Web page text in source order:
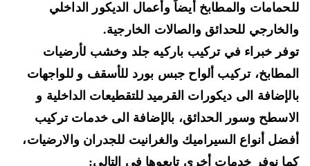
والمطابخ أيضاً وأعمال الديكور الداخلي
للحدائق والصالات الخارجية.
خبراء في تركيب باركيه جلد وخشبلأرضيات
، تركيب ألواح جبس بورد للأسقف و للواجهات
الى ديكورات القرميد للتقطيعات الداخلية و
وسور الحدائق ، بالإضافة الى خدمات تركيب
أنواعالسيراميك والغرانيت للجدران والارضيات،
نوفر خدمات أخرى تابعوها في التالي: